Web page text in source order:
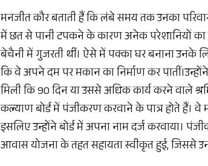
मनजीत कौर बताती हैं कि लंबे समय तक उनका
में छत से पानी टपकने के कारण अनेक परेशानियों का
बेचैनी में गुजरती थीं। ऐसे में पक्का घर बनाना उनके
कि वे अपने दम पर मकान का निर्माण कर
मिली कि 90 दिन या उससे अधिक कार्य करने वाले
कल्याण बोर्ड में पंजीकरण करवाने के पात्र होते हैं।
इसलिए उन्होंने बोर्ड में अपना नाम दर्ज करवाया।
आवास योजना के तहत सहायता स्वीकृत हुई, जिससे